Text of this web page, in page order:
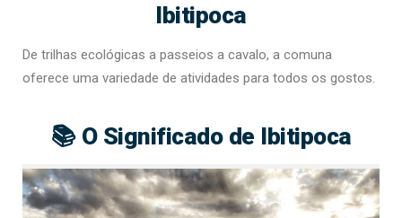
Ibitipoca
De trilhas ecológicas a passeios a cavalo, a comuna
oferece uma variedade de atividades para todos os gostos.
📚 O Significado de Ibitipoca